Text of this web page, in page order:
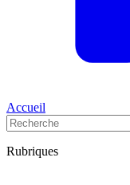
Accueil
Rubriques